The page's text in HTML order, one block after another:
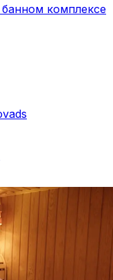
комплексе